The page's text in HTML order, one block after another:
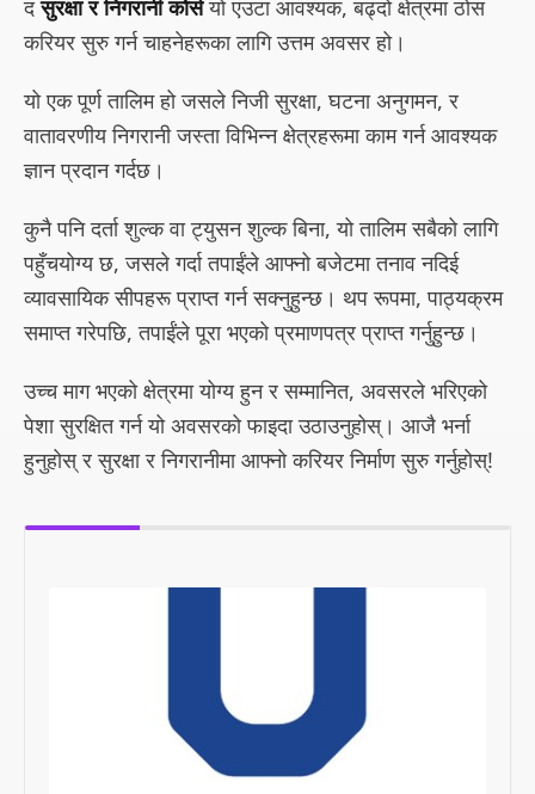
दसुरक्षा र निगरानी कोर्सयो एउटा आवश्यक, बढ्दो क्षेत्रमा ठोस
करियर सुरु गर्न चाहनेहरूका लागि उत्तम अवसर हो।
यो एक पूर्ण तालिम हो जसले निजी सुरक्षा, घटना अनुगमन, र
वातावरणीय निगरानी जस्ता विभिन्न क्षेत्रहरूमा काम गर्न आवश्यक
ज्ञान प्रदान गर्दछ।
कुनै पनि दर्ता शुल्क वा ट्युसन शुल्क बिना, यो तालिम सबैको लागि
पहुँचयोग्य छ, जसले गर्दा तपाईंले आफ्नो बजेटमा तनाव नदिई
व्यावसायिक सीपहरू प्राप्त गर्न सक्नुहुन्छ। थप रूपमा, पाठ्यक्रम
समाप्त गरेपछि, तपाईंले पूरा भएको प्रमाणपत्र प्राप्त गर्नुहुन्छ।
उच्च माग भएको क्षेत्रमा योग्य हुन र सम्मानित, अवसरले भरिएको
पेशा सुरक्षित गर्न यो अवसरको फाइदा उठाउनुहोस्। आजै भर्ना
हुनुहोस् र सुरक्षा र निगरानीमा आफ्नो करियर निर्माण सुरु गर्नुहोस्!